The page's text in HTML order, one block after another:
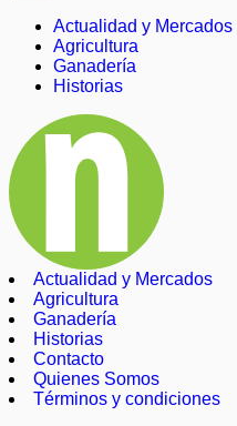
Actualidad y Mercados
Agricultura
Ganadería
Historias
Actualidad y Mercados
Agricultura
Ganadería
Historias
Contacto
Quienes Somos
Términos y condiciones